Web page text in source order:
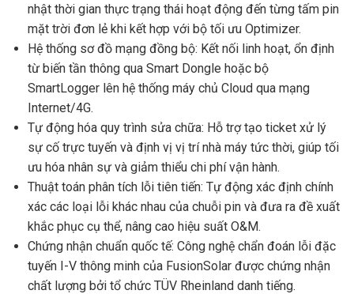
nhật thời gian thực trạng thái hoạt động đến từng tấm pin
mặt trời đơn lẻ khi kết hợp với bộ tối ưu Optimizer.
Hệ thống sơ đồ mạng đồng bộ: Kết nối linh hoạt, ổn định
từ biến tần thông qua Smart Dongle hoặc bộ
SmartLogger lên hệ thống máy chủ Cloud qua mạng
Internet/4G.
Tự động hóa quy trình sửa chữa: Hỗ trợ tạo ticket xử lý
sự cố trực tuyến và định vị vị trí nhà máy tức thời, giúp tối
ưu hóa nhân sự và giảm thiểu chi phí vận hành.
Thuật toán phân tích lỗi tiên tiến: Tự động xác định chính
xác các loại lỗi khác nhau của chuỗi pin và đưa ra đề xuất
khắc phục cụ thể, nâng cao hiệu suất O&M.
Chứng nhận chuẩn quốc tế: Công nghệ chẩn đoán lỗi đặc
tuyến I-V thông minh của FusionSolar được chứng nhận
chất lượng bởi tổ chức TÜV Rheinland danh tiếng.